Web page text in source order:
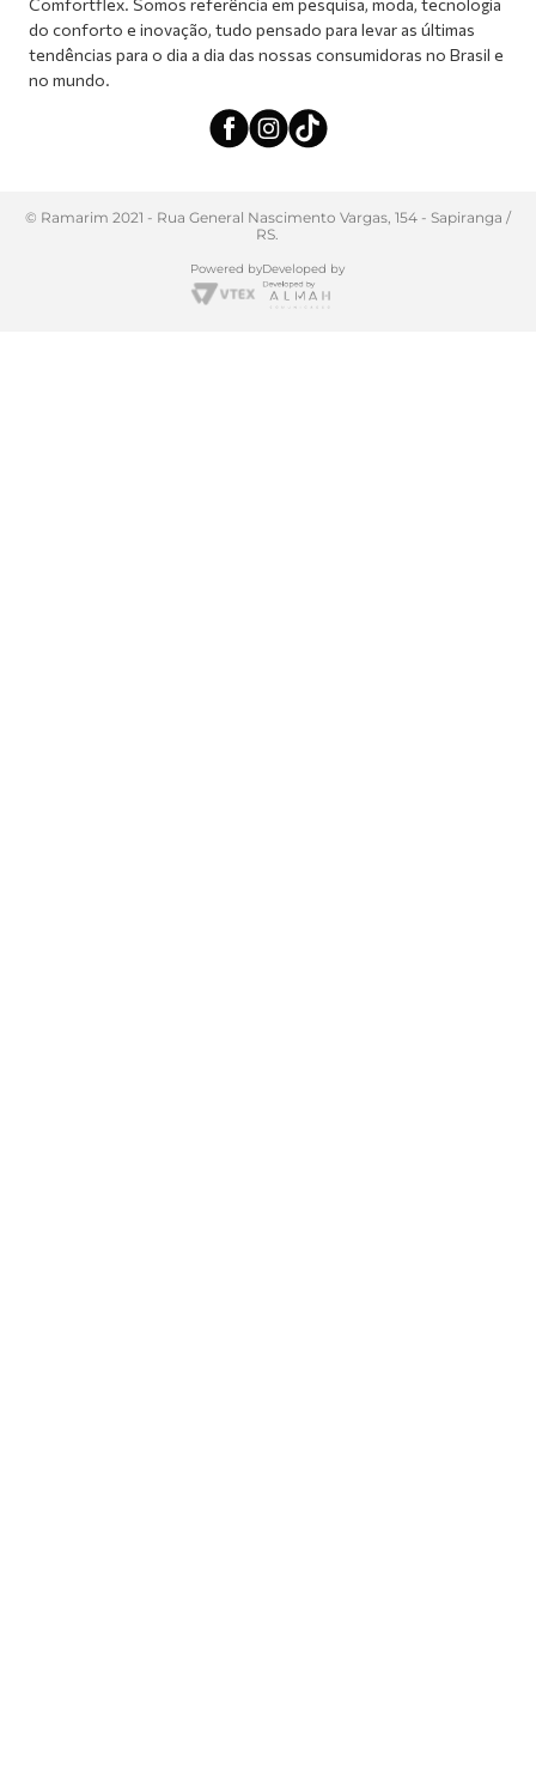
do conforto e inovação, tudo pensado para levar as últimas
tendências para o dia a dia das nossas consumidoras no Brasil e
no mundo.
© Ramarim 2021 - Rua General Nascimento Vargas, 154 - Sapiranga /
RS.
Powered byDeveloped by